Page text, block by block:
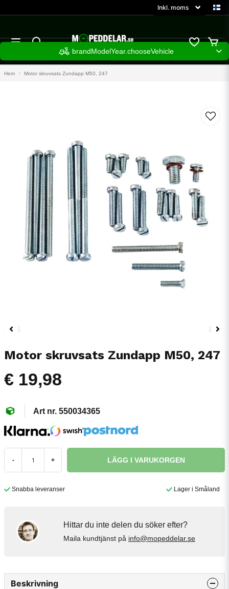
brandModelYear.chooseVehicle
Hem Motor skruvsats Zundapp M50, 247
Motor skruvsats Zundapp M50, 247
€ 19,98
550034365
- + LÄGG I VARUKORGEN
Snabba leveranser Lager i Småland
Hittar du inte delen du söker efter?
Maila kundtjänst på info@mopeddelar.se
Beskrivning